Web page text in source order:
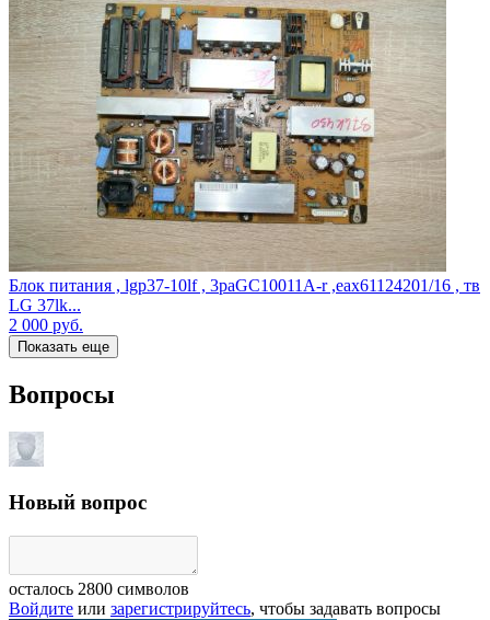
Блок питания , lgp37-10lf , 3paGC10011A-r ,eax61124201/16 , тв
LG 37lk...
2 000 руб.
Показать еще
Вопросы
Новый вопрос
осталось 2800 символов
Войдите или зарегистрируйтесь, чтобы задавать вопросы